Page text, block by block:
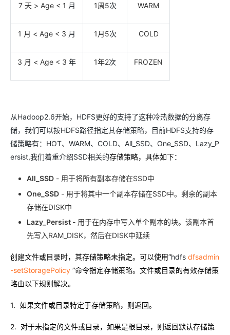
7 天 > Age < 1 月 1周5次 WARM
1 月 < Age < 3 月 1 月5次 COLD
3 月 < Age < 3 年 1年2次 FROZEN
从Hadoop2.6开始，HDFS更好的支持了这种冷热数据的分离存
储，我们可以按HDFS路径指定其存储策略，目前HDFS支持的存
储策略有：HOT、WARM、COLD、All_SSD、One_SSD、Lazy_P
ersist,我们着重介绍SSD相关的存储策略，具体如下：
All_SSD - 用于将所有副本存储在SSD中
One_SSD - 用于将其中一个副本存储在SSD中。剩余的副本
存储在DISK中
Lazy_Persist - 用于在内存中写入单个副本的块。该副本首
先写入RAM_DISK，然后在DISK中延续
创建文件或目录时，其存储策略未指定。可以使用“hdfs dfsadmin
-setStoragePolicy ”命令指定存储策略。文件或目录的有效存储策
略由以下规则解决。
1. 如果文件或目录特定于存储策略，则返回。
2. 对于未指定的文件或目录，如果是根目录，则返回默认存储策